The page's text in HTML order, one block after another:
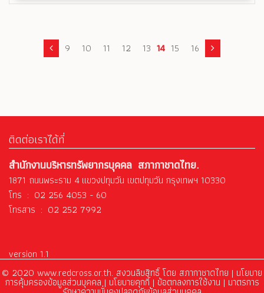
9 10 11 12 13 14 15 16
ติดต่อเราได้ที่
สำนักงานบริหารทรัพยากรบุคคล สภากาชาดไทย.
1871 ถนนพระราม 4 แขวงปทุมวัน เขตปทุมวัน กรุงเทพฯ 10330
โทร : 02 256 4053 - 60
โทรสาร : 02 252 7992
version 1.1
© 2020 www.redcross.or.th. สงวนลิขสิทธิ์ โดย สภากาชาดไทย | นโยบาย
การคุ้มครองข้อมูลส่วนบุคคล| นโยบายคุกกี้ | ข้อตกลงการใช้งาน | มาตรการ